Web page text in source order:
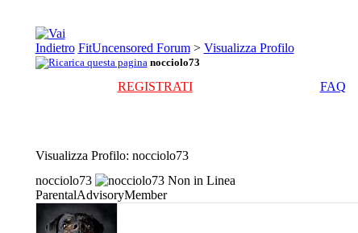
FitUncensored Forum > Visualizza Profilo
nocciolo73
REGISTRATI FAQ
Visualizza Profilo: nocciolo73
nocciolo73
ParentalAdvisoryMember